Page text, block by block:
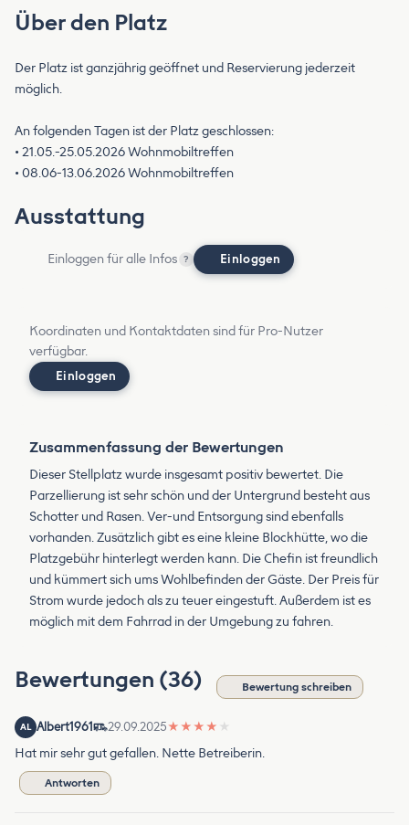
Über den Platz
Der Platz ist ganzjährig geöffnet und Reservierung jederzeit
möglich.
An folgenden Tagen ist der Platz geschlossen:
• 21.05.-25.05.2026 Wohnmobiltreffen
• 08.06-13.06.2026 Wohnmobiltreffen
Ausstattung
Einloggen für alle Infos ? Einloggen
Koordinaten und Kontaktdaten sind für Pro-Nutzer
verfügbar.
Einloggen
Zusammenfassung der Bewertungen
Dieser Stellplatz wurde insgesamt positiv bewertet. Die
Parzellierung ist sehr schön und der Untergrund besteht aus
Schotter und Rasen. Ver-und Entsorgung sind ebenfalls
vorhanden. Zusätzlich gibt es eine kleine Blockhütte, wo die
Platzgebühr hinterlegt werden kann. Die Chefin ist freundlich
und kümmert sich ums Wohlbefinden der Gäste. Der Preis für
Strom wurde jedoch als zu teuer eingestuft. Außerdem ist es
möglich mit dem Fahrrad in der Umgebung zu fahren.
Bewertungen (36) Bewertung schreiben
AL Albert1961 29.09.2025★ ★ ★ ★ ★
Hat mir sehr gut gefallen. Nette Betreiberin.
Antworten